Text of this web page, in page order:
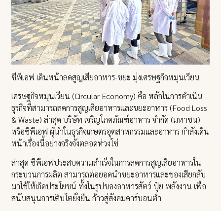
ซีพีเอฟ เดินหน้าลดสูญเสียอาหาร-ขยะ มุ่งเศรษฐกิจหมุนเวียน
เศรษฐกิจหมุนเวียน (Circular Economy) คือ หลักในการดำเนิน
ธุรกิจที่สามารถลดการสูญเสียอาหารและขยะอาหาร (Food Loss
& Waste) ล่าสุด บริษัท เจริญโภคภัณฑ์อาหาร จำกัด (มหาชน)
หรือซีพีเอฟ ผู้นำในธุรกิจเกษตรอุตสาหกรรมและอาหาร กำลังเดิน
หน้าเรื่องนี้อย่างจริงจังตลอดห่วงโซ่
ล่าสุด ซีพีเอฟประสบความสำเร็จในการลดการสูญเสียอาหารใน
กระบวนการผลิต สามารถต่อยอดนำขยะอาหารและของเสียกลับ
มาใช้ให้เกิดประโยชน์ ทั้งในรูปของอาหารสัตว์ ปุ๋ย พลังงาน เพื่อ
สนับสนุนการเติบโตยั่งยืน ก้าวสู่สังคมคาร์บอนต่ำ